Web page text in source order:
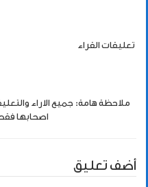
تعليقات القراء
ملاحظة هامة: جميع الاراء
اصحابها
أضف تعليق